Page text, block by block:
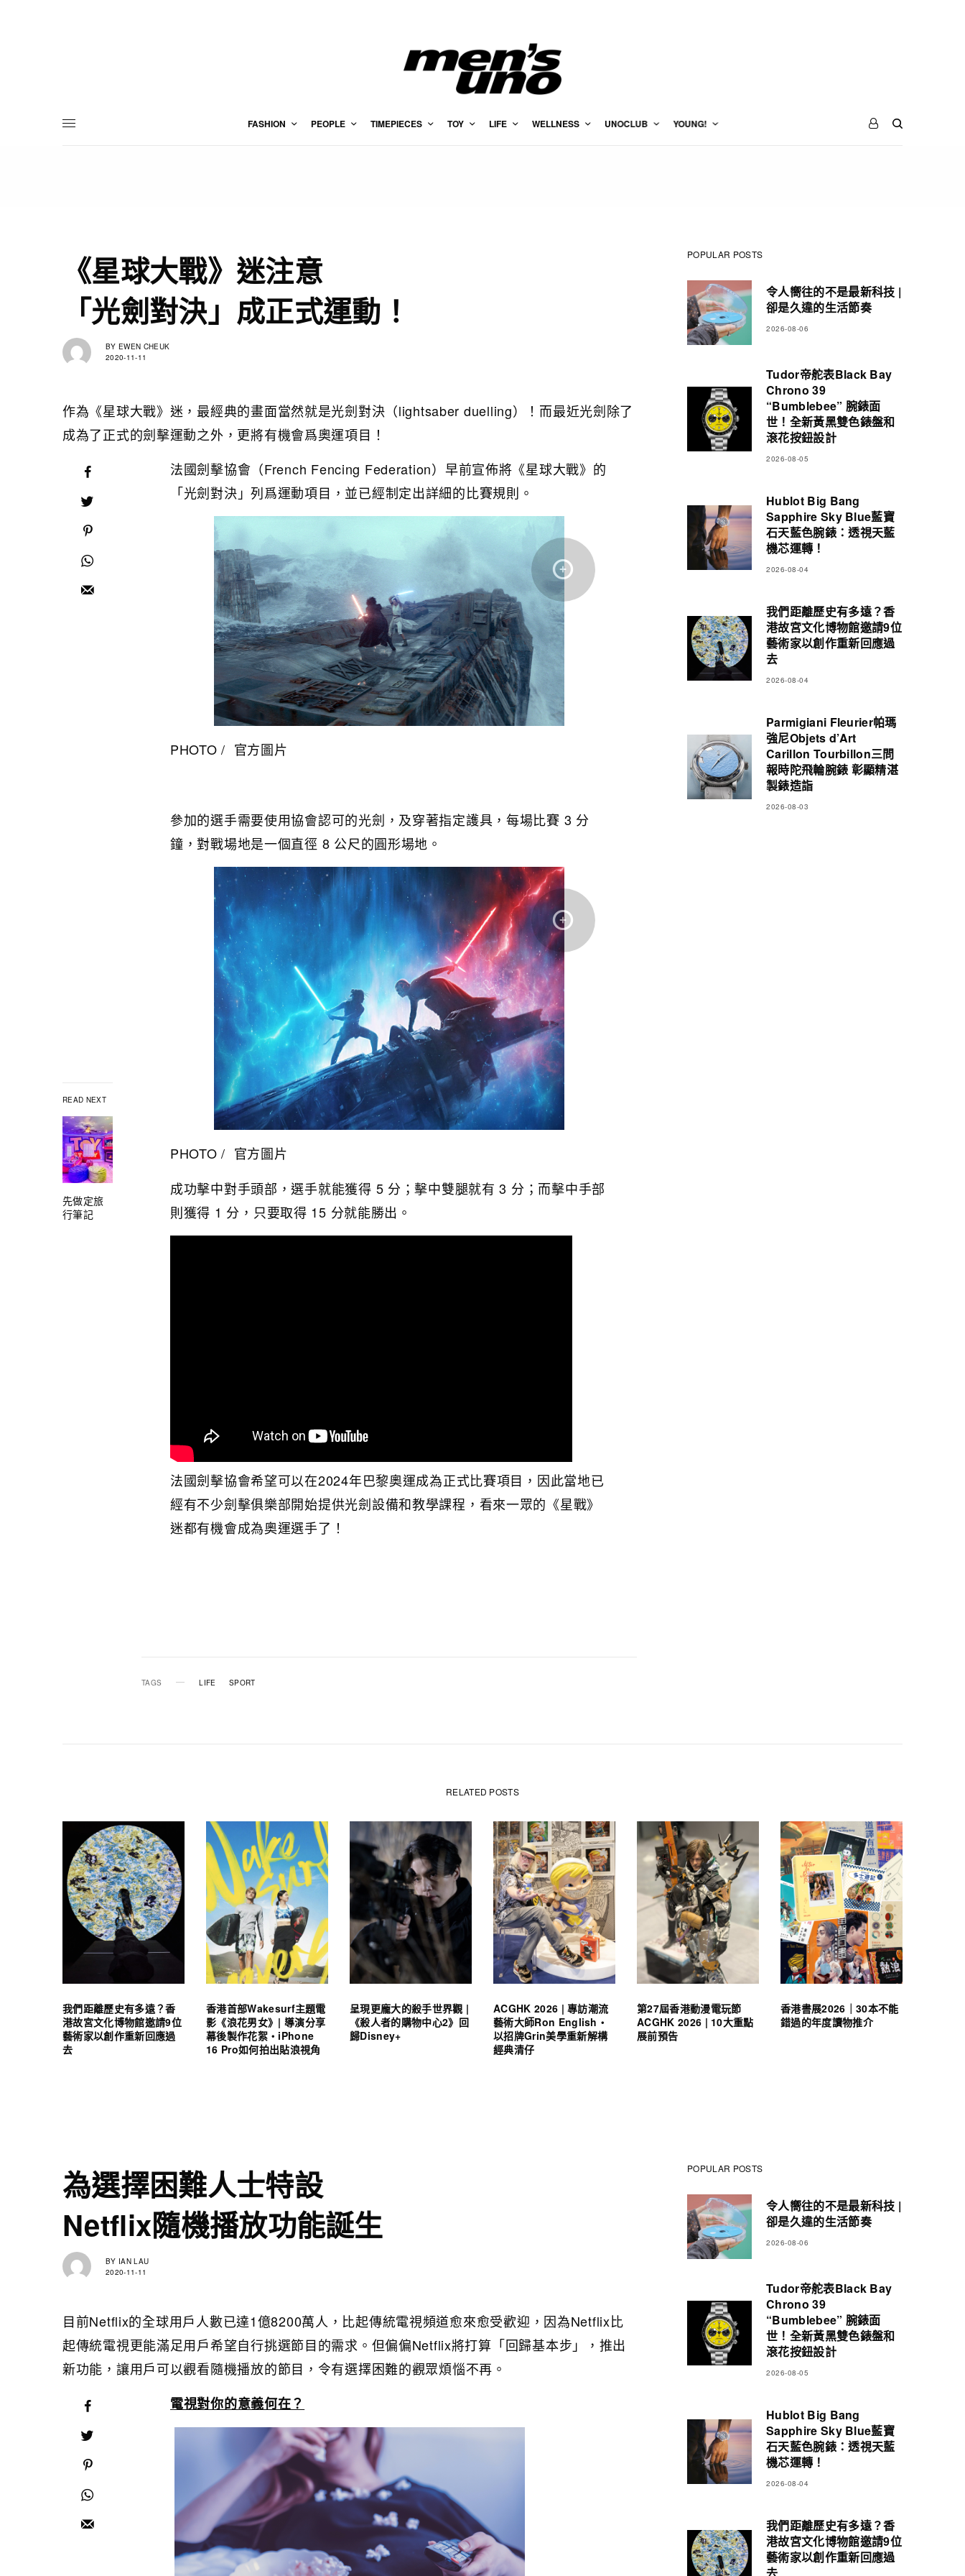
FASHION PEOPLE TIMEPIECES TOY LIFE WELLNESS UNOCLUB YOUNG!
《星球大戰》迷注意
「光劍對決」成正式運動！
BY EWEN CHEUK
2020-11-11
作為《星球大戰》迷，最經典的畫面當然就是光劍對決（lightsaber duelling）！而最近光劍除了
成為了正式的劍擊運動之外，更將有機會爲奧運項目！
READ NEXT
先做定旅
行筆記
法國劍擊協會（French Fencing Federation）早前宣佈將《星球大戰》的
「光劍對決」列爲運動項目，並已經制定出詳細的比賽規則。
PHOTO / 官方圖片
參加的選手需要使用協會認可的光劍，及穿著指定護具，每場比賽 3 分
鐘，對戰場地是一個直徑 8 公尺的圓形場地。
PHOTO / 官方圖片
成功擊中對手頭部，選手就能獲得 5 分；擊中雙腿就有 3 分；而擊中手部
則獲得 1 分，只要取得 15 分就能勝出。
法國劍擊協會希望可以在2024年巴黎奧運成為正式比賽項目，因此當地已
經有不少劍擊俱樂部開始提供光劍設備和教學課程，看來一眾的《星戰》
迷都有機會成為奧運選手了！
TAGS LIFE SPORT
POPULAR POSTS
令人嚮往的不是最新科技 |
卻是久違的生活節奏
2026-08-06
Tudor帝舵表Black Bay
Chrono 39
“Bumblebee” 腕錶面
世！全新黃黑雙色錶盤和
滾花按鈕設計
2026-08-05
Hublot Big Bang
Sapphire Sky Blue藍寶
石天藍色腕錶：透視天藍
機芯運轉！
2026-08-04
我們距離歷史有多遠？香
港故宮文化博物館邀請9位
藝術家以創作重新回應過
去
2026-08-04
Parmigiani Fleurier帕瑪
強尼Objets d’Art
Carillon Tourbillon三問
報時陀飛輪腕錶 彰顯精湛
製錶造詣
2026-08-03
RELATED POSTS
我們距離歷史有多遠？香
港故宮文化博物館邀請9位
藝術家以創作重新回應過
去
香港首部Wakesurf主題電
影《浪花男女》| 導演分享
幕後製作花絮・iPhone
16 Pro如何拍出貼浪視角
呈現更龐大的殺手世界觀 |
《殺人者的購物中心2》回
歸Disney+
ACGHK 2026 | 專訪潮流
藝術大師Ron English・
以招牌Grin美學重新解構
經典清仔
第27屆香港動漫電玩節
ACGHK 2026 | 10大重點
展前預告
香港書展2026｜30本不能
錯過的年度讀物推介
為選擇困難人士特設
Netflix隨機播放功能誕生
BY IAN LAU
2020-11-11
目前Netflix的全球用戶人數已達1億8200萬人，比起傳統電視頻道愈來愈受歡迎，因為Netflix比
起傳統電視更能滿足用戶希望自行挑選節目的需求。但偏偏Netflix將打算「回歸基本步」，推出
新功能，讓用戶可以觀看隨機播放的節目，令有選擇困難的觀眾煩惱不再。
電視對你的意義何在？
POPULAR POSTS
令人嚮往的不是最新科技 |
卻是久違的生活節奏
2026-08-06
Tudor帝舵表Black Bay
Chrono 39
“Bumblebee” 腕錶面
世！全新黃黑雙色錶盤和
滾花按鈕設計
2026-08-05
Hublot Big Bang
Sapphire Sky Blue藍寶
石天藍色腕錶：透視天藍
機芯運轉！
2026-08-04
我們距離歷史有多遠？香
港故宮文化博物館邀請9位
藝術家以創作重新回應過